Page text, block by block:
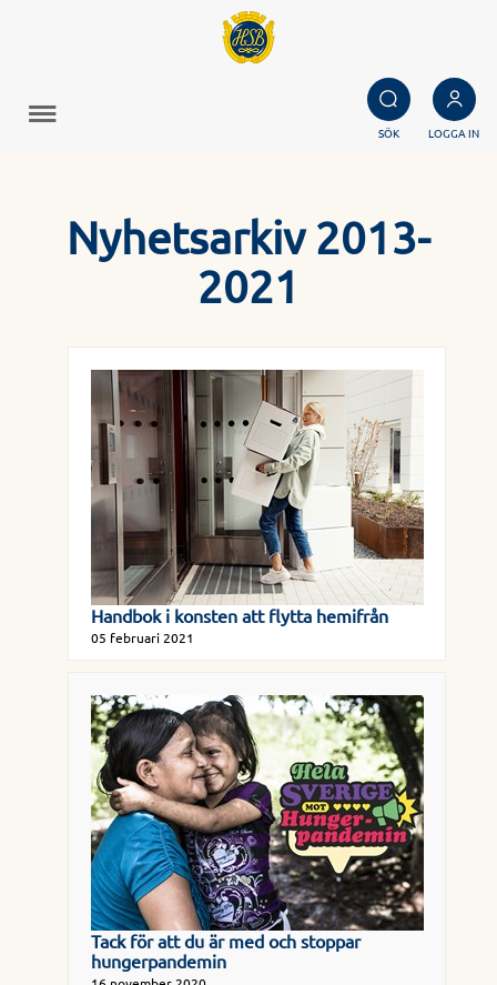
SÖK LOGGA IN
Nyhetsarkiv 2013-
2021
Handbok i konsten att flytta hemifrån
05 februari 2021
Tack för att du är med och stoppar
hungerpandemin